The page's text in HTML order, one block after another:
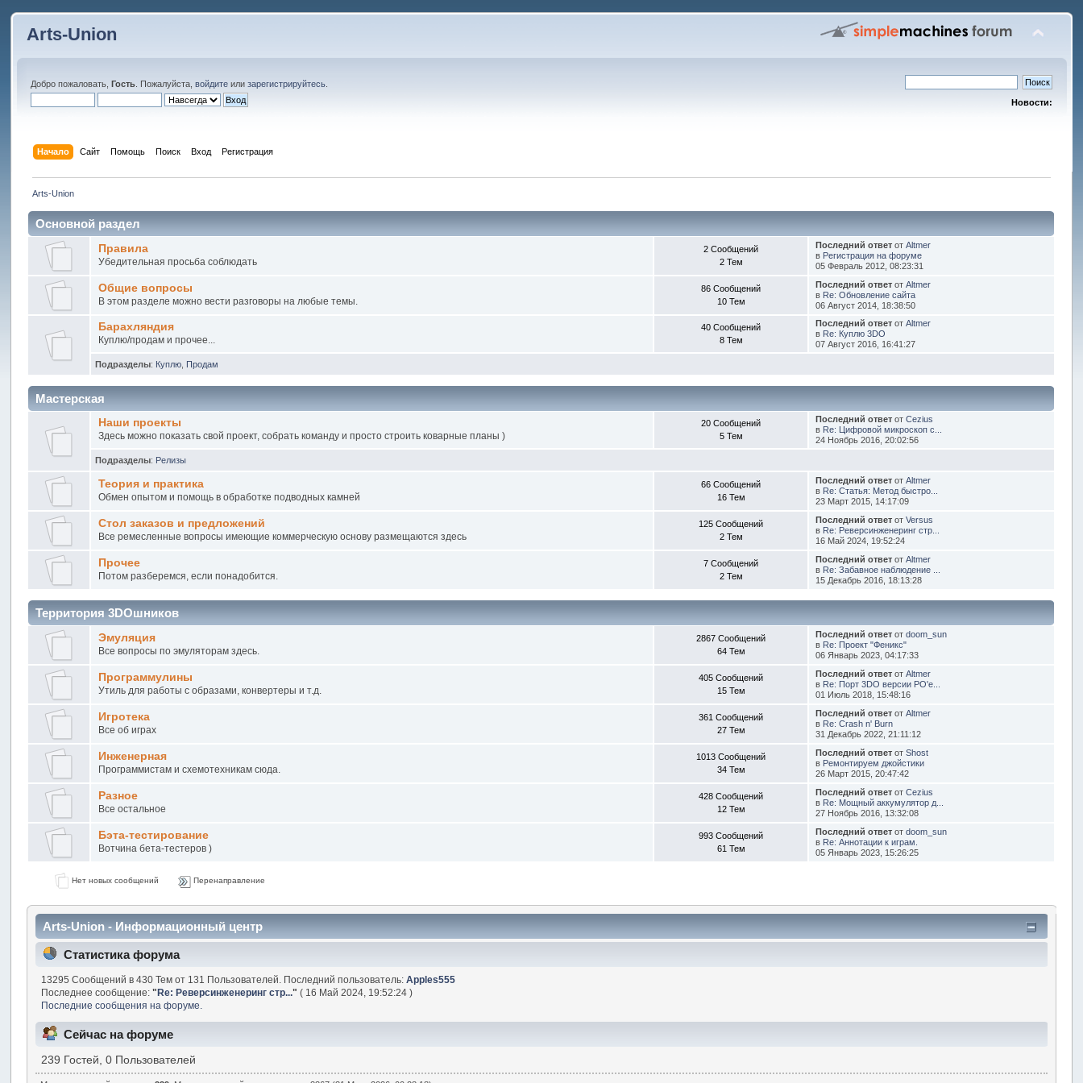
Arts-Union
Добро пожаловать,Гость . Пожалуйста,войдите илизарегистрируйтесь
Новости:
Начало Сайт Помощь Поиск Вход Регистрация
Arts-Union
Основной раздел
Правила
Убедительная просьба соблюдать
2 Сообщений
2 Тем
Последний ответот Altmer
в Регистрация на форуме
05 Февраль 2012, 08:23:31
Общие вопросы
В этом разделе можно вести разговоры на любые темы.
86 Сообщений
10 Тем
Последний ответот Altmer
в Re: Обновление сайта
06 Август 2014, 18:38:50
Барахляндия
Куплю/продам и прочее...
40 Сообщений
8 Тем
Последний ответот Altmer
в Re: Куплю 3DO
07 Август 2016, 16:41:27
Подразделы: Куплю Продам
Мастерская
Наши проекты
Здесь можно показать свой проект, собрать команду и просто строить коварные планы )
20 Сообщений
5 Тем
Последний ответот Cezius
в Re: Цифровой микроскоп с...
24 Ноябрь 2016, 20:02:56
Подразделы: Релизы
Теория и практика
Обмен опытом и помощь в обработке подводных камней
66 Сообщений
16 Тем
Последний ответот Altmer
в Re: Статья: Метод быстро...
23 Март 2015, 14:17:09
Стол заказов и предложений
Все ремесленные вопросы имеющие коммерческую основу размещаются здесь
125 Сообщений
2 Тем
Последний ответот Versus
в Re: Реверсинженеринг стр...
16 Май 2024, 19:52:24
Прочее
Потом разберемся, если понадобится.
7 Сообщений
2 Тем
Последний ответот Altmer
в Re: Забавное наблюдение ...
15 Декабрь 2016, 18:13:28
Территория 3DOшников
Эмуляция
Все вопросы по эмуляторам здесь.
2867 Сообщений
64 Тем
Последний ответот doom_sun
в Re: Проект "Феникс"
06 Январь 2023, 04:17:33
Программулины
Утиль для работы с образами, конвертеры и т.д.
405 Сообщений
15 Тем
Последний ответот Altmer
в Re: Порт 3DO версии PO'e...
01 Июль 2018, 15:48:16
Игротека
Все об играх
361 Сообщений
27 Тем
Последний ответот Altmer
в Re: Crash n' Burn
31 Декабрь 2022, 21:11:12
Инженерная
Программистам и схемотехникам сюда.
1013 Сообщений
34 Тем
Последний ответот Shost
в Ремонтируем джойстики
26 Март 2015, 20:47:42
Разное
Все остальное
428 Сообщений
12 Тем
Последний ответот Cezius
в Re: Мощный аккумулятор д...
27 Ноябрь 2016, 13:32:08
Бэта-тестирование
Вотчина бета-тестеров )
993 Сообщений
61 Тем
Последний ответот doom_sun
в Re: Аннотации к играм.
05 Январь 2023, 15:26:25
Нет новых сообщений Перенаправление
Arts-Union - Информационный центр
Статистика форума
13295 Сообщений в 430 Тем от 131 Пользователей. Последний пользователь: Apples555
Последнее сообщение: "Re: Реверсинженеринг стр..." ( 16 Май 2024, 19:52:24 )
Последние сообщения на форуме.
Сейчас на форуме
239 Гостей, 0 Пользователей